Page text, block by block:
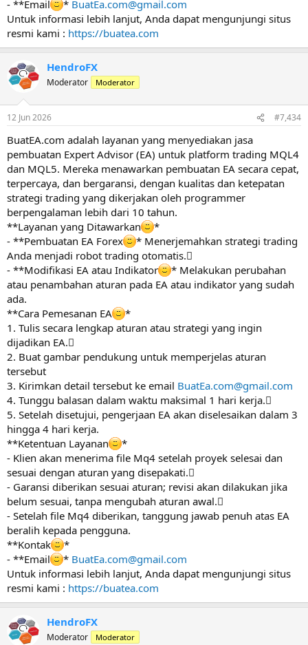
- **Email * BuatEa.com@gmail.com
Untuk informasi lebih lanjut, Anda dapat mengunjungi situs
resmi kami : https://buatea.com
HendroFX
Moderator Moderator
12 Jun 2026 #7,434
BuatEA.com adalah layanan yang menyediakan jasa
pembuatan Expert Advisor (EA) untuk platform trading MQL4
dan MQL5. Mereka menawarkan pembuatan EA secara cepat,
terpercaya, dan bergaransi, dengan kualitas dan ketepatan
strategi trading yang dikerjakan oleh programmer
berpengalaman lebih dari 10 tahun.
**Layanan yang Ditawarkan
*
- **Pembuatan EA Forex
* Menerjemahkan strategi trading
Anda menjadi robot trading otomatis.
- **Modifikasi EA atau Indikator
* Melakukan perubahan
atau penambahan aturan pada EA atau indikator yang sudah
ada.
**Cara Pemesanan EA
*
1. Tulis secara lengkap aturan atau strategi yang ingin
dijadikan EA.
2. Buat gambar pendukung untuk memperjelas aturan
tersebut
3. Kirimkan detail tersebut ke email BuatEa.com@gmail.com
4. Tunggu balasan dalam waktu maksimal 1 hari kerja.
5. Setelah disetujui, pengerjaan EA akan diselesaikan dalam 3
hingga 4 hari kerja.
**Ketentuan Layanan
*
- Klien akan menerima file Mq4 setelah proyek selesai dan
sesuai dengan aturan yang disepakati.
- Garansi diberikan sesuai aturan; revisi akan dilakukan jika
belum sesuai, tanpa mengubah aturan awal.
- Setelah file Mq4 diberikan, tanggung jawab penuh atas EA
beralih kepada pengguna.
**Kontak
*
- **Email
* BuatEa.com@gmail.com
Untuk informasi lebih lanjut, Anda dapat mengunjungi situs
resmi kami : https://buatea.com
HendroFX
Moderator Moderator